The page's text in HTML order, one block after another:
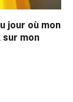
jour où mon
mon